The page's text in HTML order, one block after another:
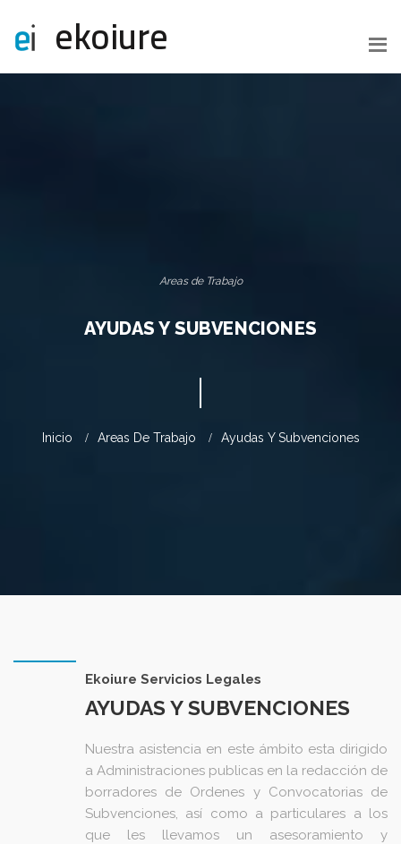
ekoiure
Areas de Trabajo
AYUDAS Y SUBVENCIONES
Inicio Areas De Trabajo Ayudas Y Subvenciones
Ekoiure Servicios Legales
AYUDAS Y SUBVENCIONES
Nuestra asistencia en este ámbito esta dirigido
a Administraciones publicas en la redacción de
borradores de Ordenes y Convocatorias de
Subvenciones, así como a particulares a los
que les llevamos un asesoramiento y